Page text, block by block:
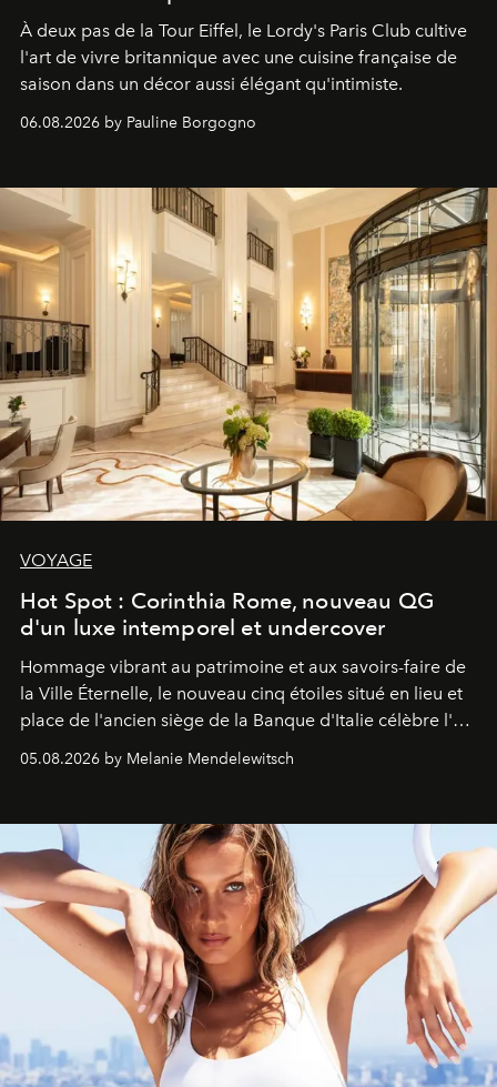
À deux pas de la Tour Eiffel, le Lordy's Paris Club cultive
l'art de vivre britannique avec une cuisine française de
saison dans un décor aussi élégant qu'intimiste.
06.08.2026 by Pauline Borgogno
VOYAGE
Hot Spot : Corinthia Rome, nouveau QG
d'un luxe intemporel et undercover
Hommage vibrant au patrimoine et aux savoirs-faire de
la Ville Éternelle, le nouveau cinq étoiles situé en lieu et
place de l'ancien siège de la Banque d'Italie célèbre l'art
05.08.2026 by Melanie Mendelewitsch